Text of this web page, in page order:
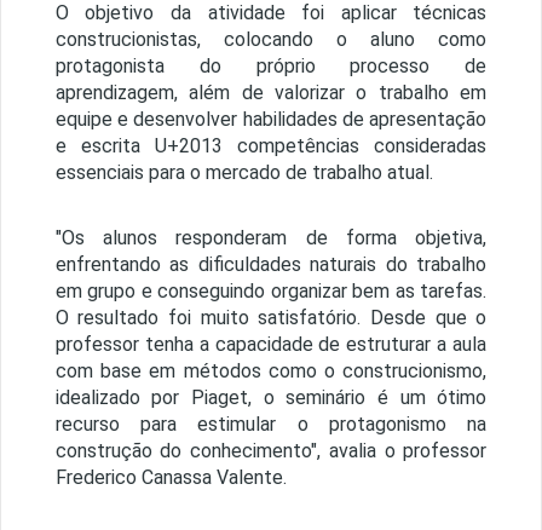
O objetivo da atividade foi aplicar técnicas
construcionistas, colocando o aluno como
protagonista do próprio processo de
aprendizagem, além de valorizar o trabalho em
equipe e desenvolver habilidades de apresentação
e escrita U+2013 competências consideradas
essenciais para o mercado de trabalho atual.
"Os alunos responderam de forma objetiva,
enfrentando as dificuldades naturais do trabalho
em grupo e conseguindo organizar bem as tarefas.
O resultado foi muito satisfatório. Desde que o
professor tenha a capacidade de estruturar a aula
com base em métodos como o construcionismo,
idealizado por Piaget, o seminário é um ótimo
recurso para estimular o protagonismo na
construção do conhecimento", avalia o professor
Frederico Canassa Valente.